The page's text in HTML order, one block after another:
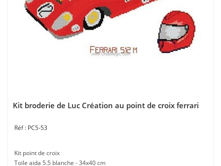
Kit broderie de Luc Création au point de croix ferrari
PC5-53
Kit point de croix
Toile aida 5.5 blanche - 34x40 cm